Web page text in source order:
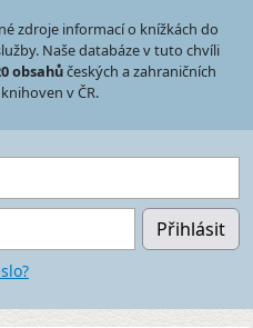
zdroje informací o knížkách do
Naše databáze v tuto chvíli
obsahůčeských a zahraničních
v ČR.
Přihlásit